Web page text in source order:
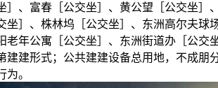
富春［公交坐］、黄公望［公交坐］
坐］、株林坞［公交坐］、东洲高尔夫球
老年公寓［公交坐］、东洲街道办［公交
建建形式；公共建建设备总用地，不成朋
。